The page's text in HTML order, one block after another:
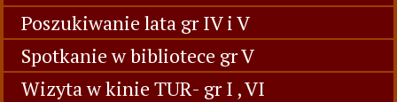
Poszukiwanie lata gr IV i V
Spotkanie w bibliotece gr V
Wizyta w kinie TUR- gr I , VI